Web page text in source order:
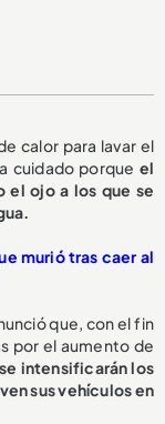
calor para lavar el
cuidado porque el
el ojo a los que se
murió tras caer al
que, con el fin
por el aumento de
se intensificarán los
sus vehículos en